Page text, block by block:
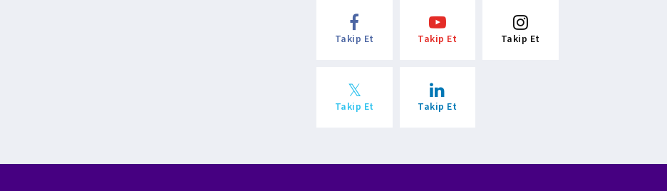
Takip Et Takip Et Takip Et
Takip Et Takip Et